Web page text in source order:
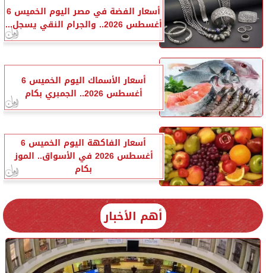
أسعار الفضة في مصر اليوم الخميس 6
أغسطس 2026.. والجرام النقي يسجل...
أسعار الأسماك اليوم الخميس 6
أغسطس 2026.. الجمبري بكام
أسعار الفاكهة اليوم الخميس 6
أغسطس 2026 في الأسواق.. الموز
بكام
أهم الأخبار